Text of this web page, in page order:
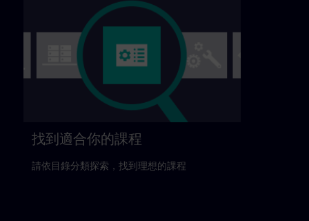
找到適合你的課程
請依目錄分類探索，找到理想的課程